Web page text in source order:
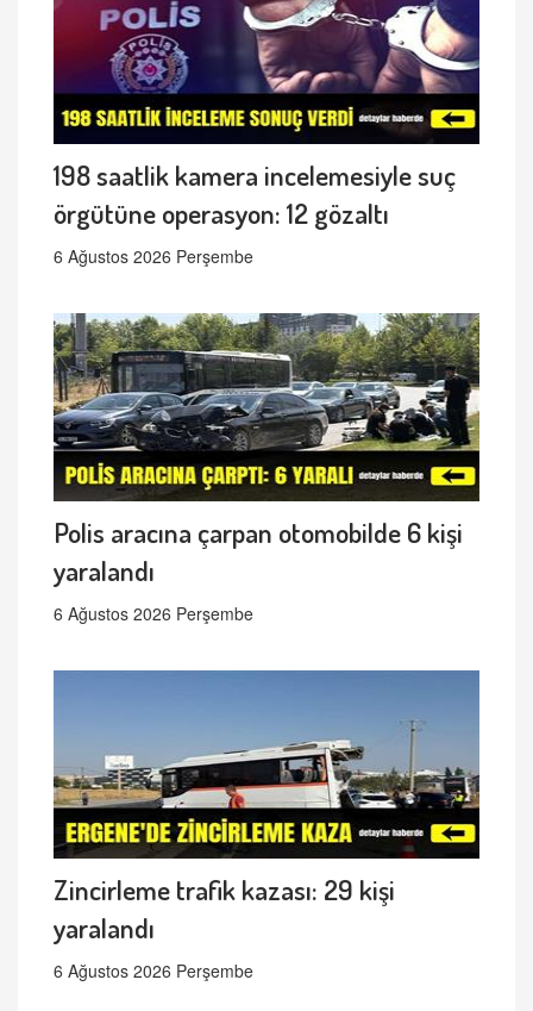
198 saatlik kamera incelemesiyle suç
örgütüne operasyon: 12 gözaltı
6 Ağustos 2026 Perşembe
Polis aracına çarpan otomobilde 6 kişi
yaralandı
6 Ağustos 2026 Perşembe
Zincirleme trafik kazası: 29 kişi
yaralandı
6 Ağustos 2026 Perşembe